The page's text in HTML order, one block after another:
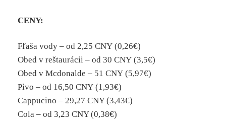
CENY:
Fľaša vody – od 2,25 CNY (0,26€)
Obed v reštaurácii – od 30 CNY (3,5€)
Obed v Mcdonalde – 51 CNY (5,97€)
Pivo – od 16,50 CNY (1,93€)
Cappucino – 29,27 CNY (3,43€)
Cola – od 3,23 CNY (0,38€)